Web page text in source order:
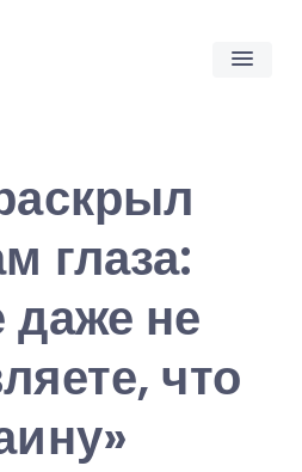
глаза:
не
что